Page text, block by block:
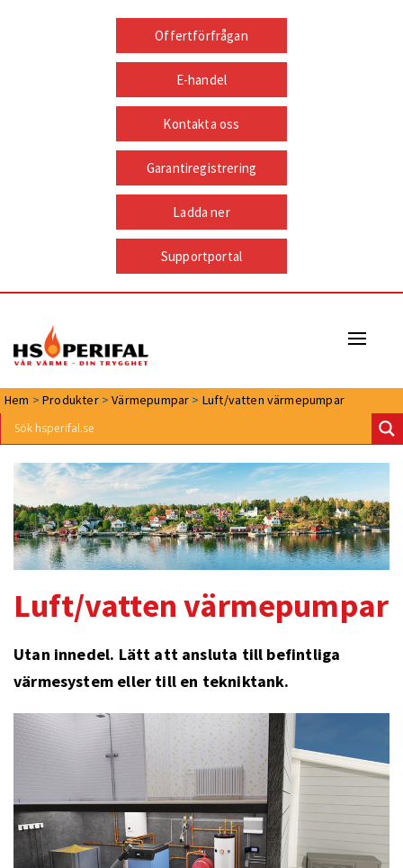
Offertförfrågan
E-handel
Kontakta oss
Garantiregistrering
Ladda ner
Supportportal
Hem >Produkter>Värmepumpar > Luft/vatten värmepumpar
Luft/vatten värmepumpar
Utan innedel. Lätt att ansluta till befintliga
värmesystem eller till en tekniktank.